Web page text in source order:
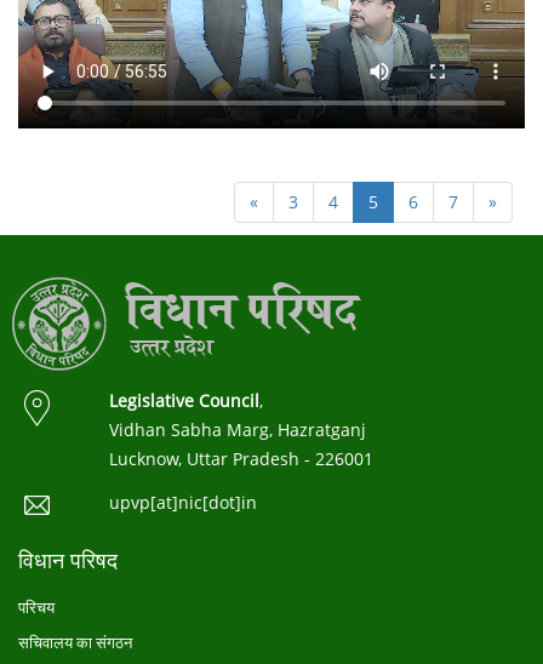
« 3 4 5 6 7 »
Legislative Council,
Vidhan Sabha Marg, Hazratganj
Lucknow, Uttar Pradesh - 226001
upvp[at]nic[dot]in
विधान परिषद
परिचय
सचिवालय का संगठन